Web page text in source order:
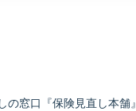
窓口『保険見直し本舗』